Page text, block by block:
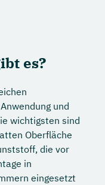
es?
und
wichtigsten sind
Oberfläche
die vor
in
eingesetzt